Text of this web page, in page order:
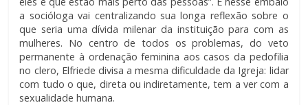
a socióloga vai centralizando sua longa reflexão sobre o
que seria uma dívida milenar da instituição para com as
mulheres. No centro de todos os problemas, do veto
permanente à ordenação feminina aos casos da pedofilia
no clero, Elfriede divisa a mesma dificuldade da Igreja: lidar
com tudo o que, direta ou indiretamente, tem a ver com a
sexualidade humana.